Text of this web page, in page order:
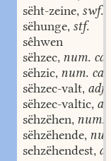
sëht-zeine, swf.
sëhunge, stf.
sêhwen
sëhzec, num. card.
sëhzic, num. card.
sëhzec-valt, adj.
sëhzec-valtic, adj.
sëhzëhen, num.
sëhzëhende,
sehzëhendest, adj.